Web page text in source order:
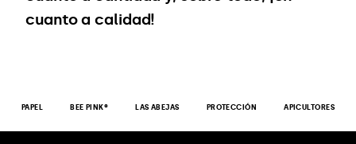
cuanto a calidad!
PAPEL BEE PINK® LAS ABEJAS PROTECCIÓN APICULTORES